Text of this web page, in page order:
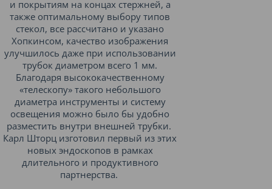
и покрытиям на концах стержней, а
также оптимальному выбору типов
стекол, все рассчитано и указано
Хопкинсом, качество изображения
улучшилось даже при использовании
трубок диаметром всего 1 мм.
Благодаря высококачественному
«телескопу» такого небольшого
диаметра инструменты и систему
освещения можно было бы удобно
разместить внутри внешней трубки.
Карл Шторц изготовил первый из этих
новых эндоскопов в рамках
длительного и продуктивного
партнерства.